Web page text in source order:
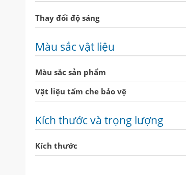
Thay đổi độ sáng
Màu sắc vật liệu
Màu sắc sản phẩm
Vật liệu tấm che bảo vệ
Kích thước và trọng lượng
Kích thước